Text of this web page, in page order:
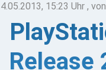
15:23 Uhr , von
Release